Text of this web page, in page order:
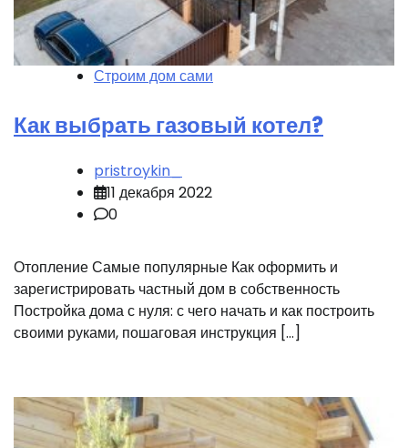
Строим дом сами
Как выбрать газовый котел?
pristroykin_
11 декабря 2022
0
Отопление Самые популярные Как оформить и
зарегистрировать частный дом в собственность
Постройка дома с нуля: с чего начать и как построить
своими руками, пошаговая инструкция […]